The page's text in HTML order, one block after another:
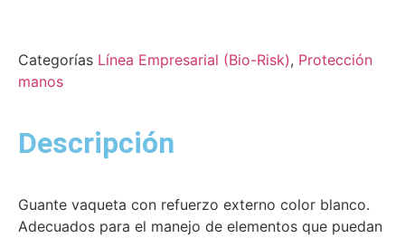
Categorías Línea Empresarial (Bio-Risk), Protección
manos
Descripción
Guante vaqueta con refuerzo externo color blanco.
Adecuados para el manejo de elementos que puedan